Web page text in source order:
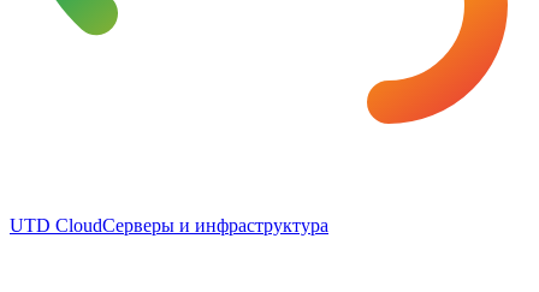
UTD CloudСерверы и инфраструктура